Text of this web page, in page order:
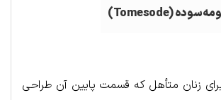
(
Tomesode
)
زنان متأهل که قسمت پایین آن طراحی